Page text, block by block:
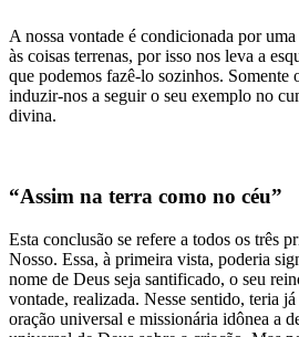
A nossa vontade é condicionada por
às coisas terrenas, por isso nos leva a
que podemos fazê-lo sozinhos. Somente
induzir-nos a seguir o seu exemplo no
divina.
“Assim na terra como no céu”
Esta conclusão se refere a todos os três
Nosso. Essa, à primeira vista, poderia
nome de Deus seja santificado, o seu
vontade, realizada. Nesse sentido, teria
oração universal e missionária idônea a